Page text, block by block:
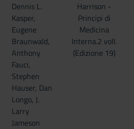
Dennis L.
Kasper,
Eugene
Braunwald,
Anthony
Fauci,
Stephen
Hauser, Dan
Longo, J.
Larry
Jameson
Harrison -
Principi di
Medicina
Interna.2 voll.
(Edizione 19)